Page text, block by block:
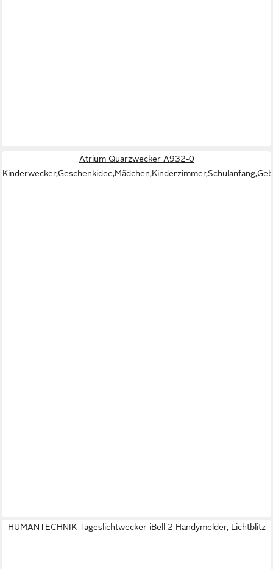
Atrium Quarzwecker A932-0
HUMANTECHNIK Tageslichtwecker iBell 2 Handymelder, Lichtblitz